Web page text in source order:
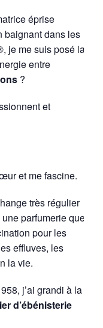
éprise
baignant dans les
je me suis posé la
entre
?
et
et me fascine.
très régulier
parfumerie que
pour les
effluves, les
la vie.
j’ai grandi à la
d’ébénisterie